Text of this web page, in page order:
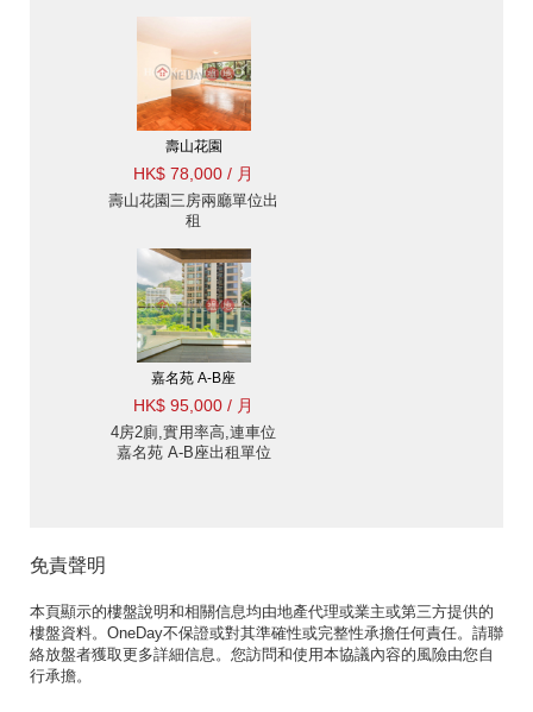
壽山花園
HK$ 78,000 / 月
壽山花園三房兩廳單位出
租
嘉名苑 A-B座
HK$ 95,000 / 月
4房2廁,實用率高,連車位
嘉名苑 A-B座出租單位
免責聲明
本頁顯示的樓盤說明和相關信息均由地產代理或業主或第三方提供的
樓盤資料。OneDay不保證或對其準確性或完整性承擔任何責任。請聯
絡放盤者獲取更多詳細信息。您訪問和使用本協議內容的風險由您自
行承擔。